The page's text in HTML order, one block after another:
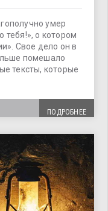
умер
тебя!», о котором
Свое дело он в
помешало
тексты, которые
ПОДРОБНЕЕ